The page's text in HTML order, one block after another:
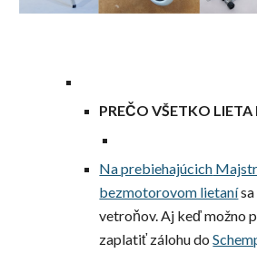
PREČO VŠETKO LIETA
Na prebiehajúcich
bezmotorovom lietanísa
vetroňov. Aj keď možno
zaplatiť zálohu do